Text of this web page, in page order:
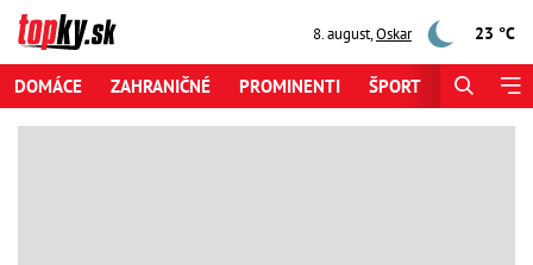
8. august,Oskar 23 °C
DOMÁCE ZAHRANIČNÉ PROMINENTI ŠPORT